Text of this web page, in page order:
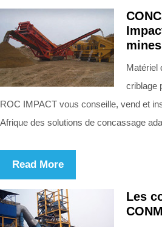
Matériel
criblage
ROC IMPACT vous conseille, vend et
Afrique des solutions de concassage
Read More
Les